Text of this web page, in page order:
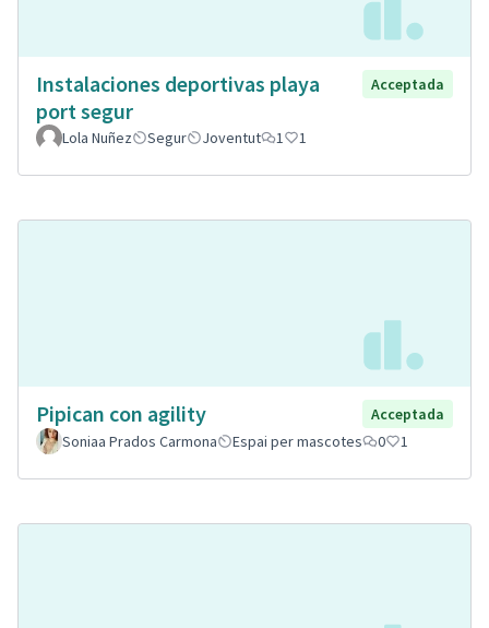
Instalaciones deportivas playa
port segur
Acceptada
Lola Nuñez Segur Joventut 1 1
Pipican con agility
Acceptada
Soniaa Prados Carmona
Espai per mascotes 0 1